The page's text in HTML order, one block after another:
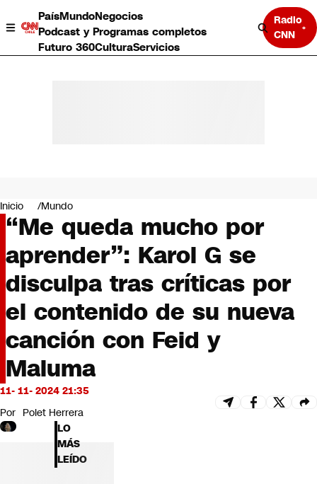
PaísMundoNegocios
Podcast y Programas completos
Futuro 360CulturaServicios
Radio
CNN
Negocios
Deportes
Programas completos
Cultura
Servicios
Bits
CNN tiempo
Futuro 360
Opinión
Inicio Mundo
“Me queda mucho por
aprender”: Karol G se
disculpa tras críticas por
el contenido de su nueva
canción con Feid y
Maluma
11- 11- 2024 21:35
Por Polet Herrera
LO
MÁS
LEÍDO